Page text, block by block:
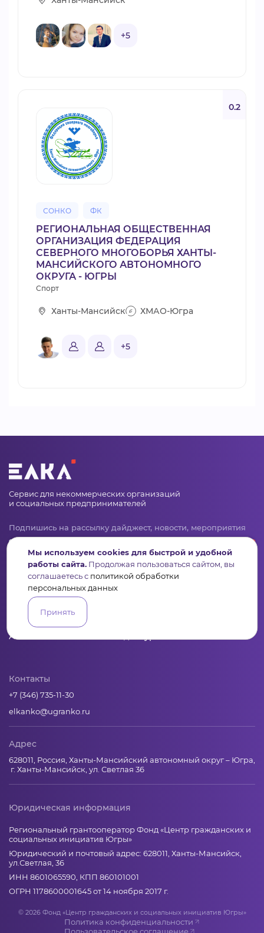
+5
СОНКО ФК
0.2
РЕГИОНАЛЬНАЯ ОБЩЕСТВЕННАЯ
ОРГАНИЗАЦИЯ ФЕДЕРАЦИЯ
СЕВЕРНОГО МНОГОБОРЬЯ ХАНТЫ-
МАНСИЙСКОГО АВТОНОМНОГО
ОКРУГА - ЮГРЫ
Спорт
Ханты-Мансийск ХМАО-Югра
+5
Сервис для некоммерческих организаций
и социальных предпринимателей
Подпишись на рассылку дайджест, новости, мероприятия
ПульсКонкурсыОрганизации
Аналитика
Контакты
+7 (346) 735-11-30
elkanko@ugranko.ru
Адрес
628011, Россия, Ханты-Мансийский автономный округ – Югра,
г. Ханты-Мансийск, ул. Светлая 36
Юридическая информация
Региональный грантооператор Фонд «Центр гражданских и
социальных инициатив Югры»
Юридический и почтовый адрес: 628011, Ханты-Мансийск,
ул.Светлая, 36
ИНН 8601065590, КПП 860101001
ОГРН 1178600001645 от 14 ноября 2017 г.
© 2026 Фонд «Центр гражданских и социальных инициатив Югры»
Политика конфиденциальности
Мы используем cookies для быстрой и удобной
работы сайта. Продолжая пользоваться сайтом, вы
соглашаетесь с политикой обработки
персональных данных
Принять